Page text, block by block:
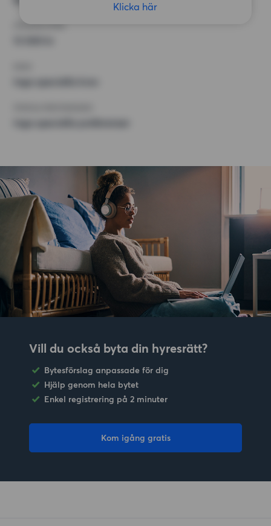
Klicka här
HÖGSTA HYRA
Vill du också byta din hyresrätt?
Bytesförslag anpassade för dig
Hjälp genom hela bytet
Enkel registrering på 2 minuter
Kom igång gratis